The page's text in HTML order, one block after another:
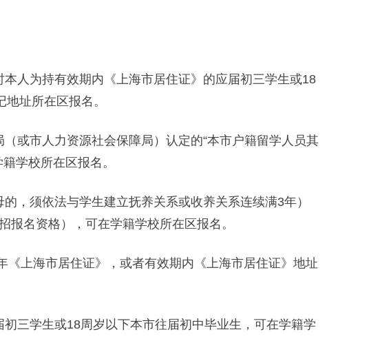
人为持有效期内《上海市居住证》的应届初三学生或18
址所在区报名。
市人力资源社会保障局）认定的“本市户籍留学人员其
学校所在区报名。
须依法与学生建立抚养关系或收养关系连续满3年）
名资格），可在学籍学校所在区报名。
上海市居住证》，或者有效期内《上海市居住证》地址
三学生或18周岁以下本市往届初中毕业生，可在学籍学